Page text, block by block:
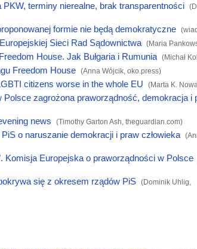
terminy nierealne, brak transparentności
formie nie będą demokratyczne (
Sieci Rad Sądownictwa (Maria
House. Jak Bułgaria i Rumunia (Michał
Freedom House (Anna Wójcik, oko.press)
citizens worse in the whole EU (Marta K.
zagrożona praworządność, demokracja i
news (Timothy Garton Ash, theguardian.com)
o naruszanie demokracji i praw człowieka
Komisja Europejska o praworządności w Polsce
się z okresem rządów PiS (Dominik Uhlig,